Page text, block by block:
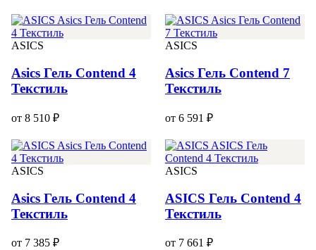
ASICS
Asics Гель Contend 4
Текстиль
от 8 510 ₽
ASICS
Asics Гель Contend 7
Текстиль
от 6 591 ₽
ASICS
Asics Гель Contend 4
Текстиль
от 7 385 ₽
ASICS
ASICS Гель Contend 4
Текстиль
от 7 661 ₽